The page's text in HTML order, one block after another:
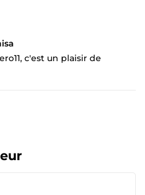
c'est un plaisir de